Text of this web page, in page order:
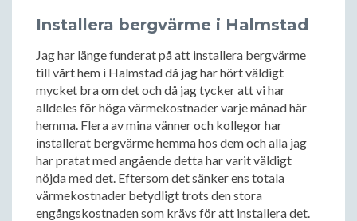
Installera bergvärme i Halmstad
Jag har länge funderat på att installera bergvärme
till vårt hem i Halmstad då jag har hört väldigt
mycket bra om det och då jag tycker att vi har
alldeles för höga värmekostnader varje månad här
hemma. Flera av mina vänner och kollegor har
installerat bergvärme hemma hos dem och alla jag
har pratat med angående detta har varit väldigt
nöjda med det. Eftersom det sänker ens totala
värmekostnader betydligt trots den stora
engångskostnaden som krävs för att installera det.